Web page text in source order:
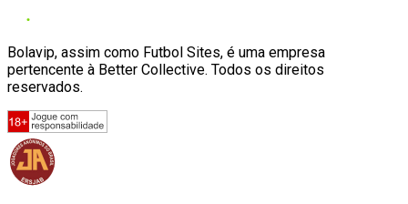
Bolavip, assim como Futbol Sites, é uma empresa
pertencente à Better Collective. Todos os direitos
reservados.